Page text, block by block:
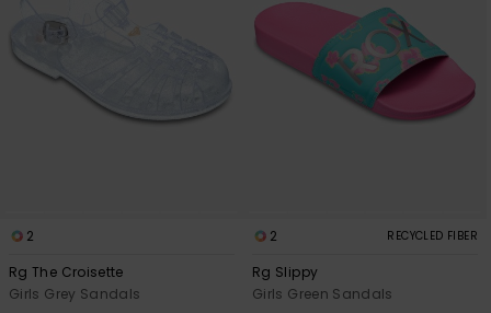
2
Rg The Croisette
Girls Grey Sandals
2 RECYCLED FIBER
Rg Slippy
Girls Green Sandals